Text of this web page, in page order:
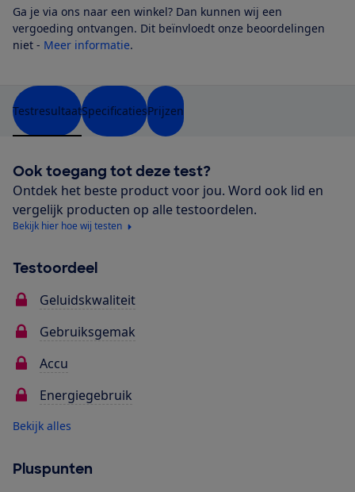
Ga je via ons naar een winkel? Dan kunnen wij een
vergoeding ontvangen. Dit beïnvloedt onze beoordelingen
niet - Meer informatie.
TestresultaatSpecificatiesPrijzen
Ook toegang tot deze test?
Ontdek het beste product voor jou. Word ook lid en
vergelijk producten op alle testoordelen.
Bekijk hier hoe wij testen
Testoordeel
Geluidskwaliteit
Gebruiksgemak
Accu
Energiegebruik
Bekijk alles
Pluspunten